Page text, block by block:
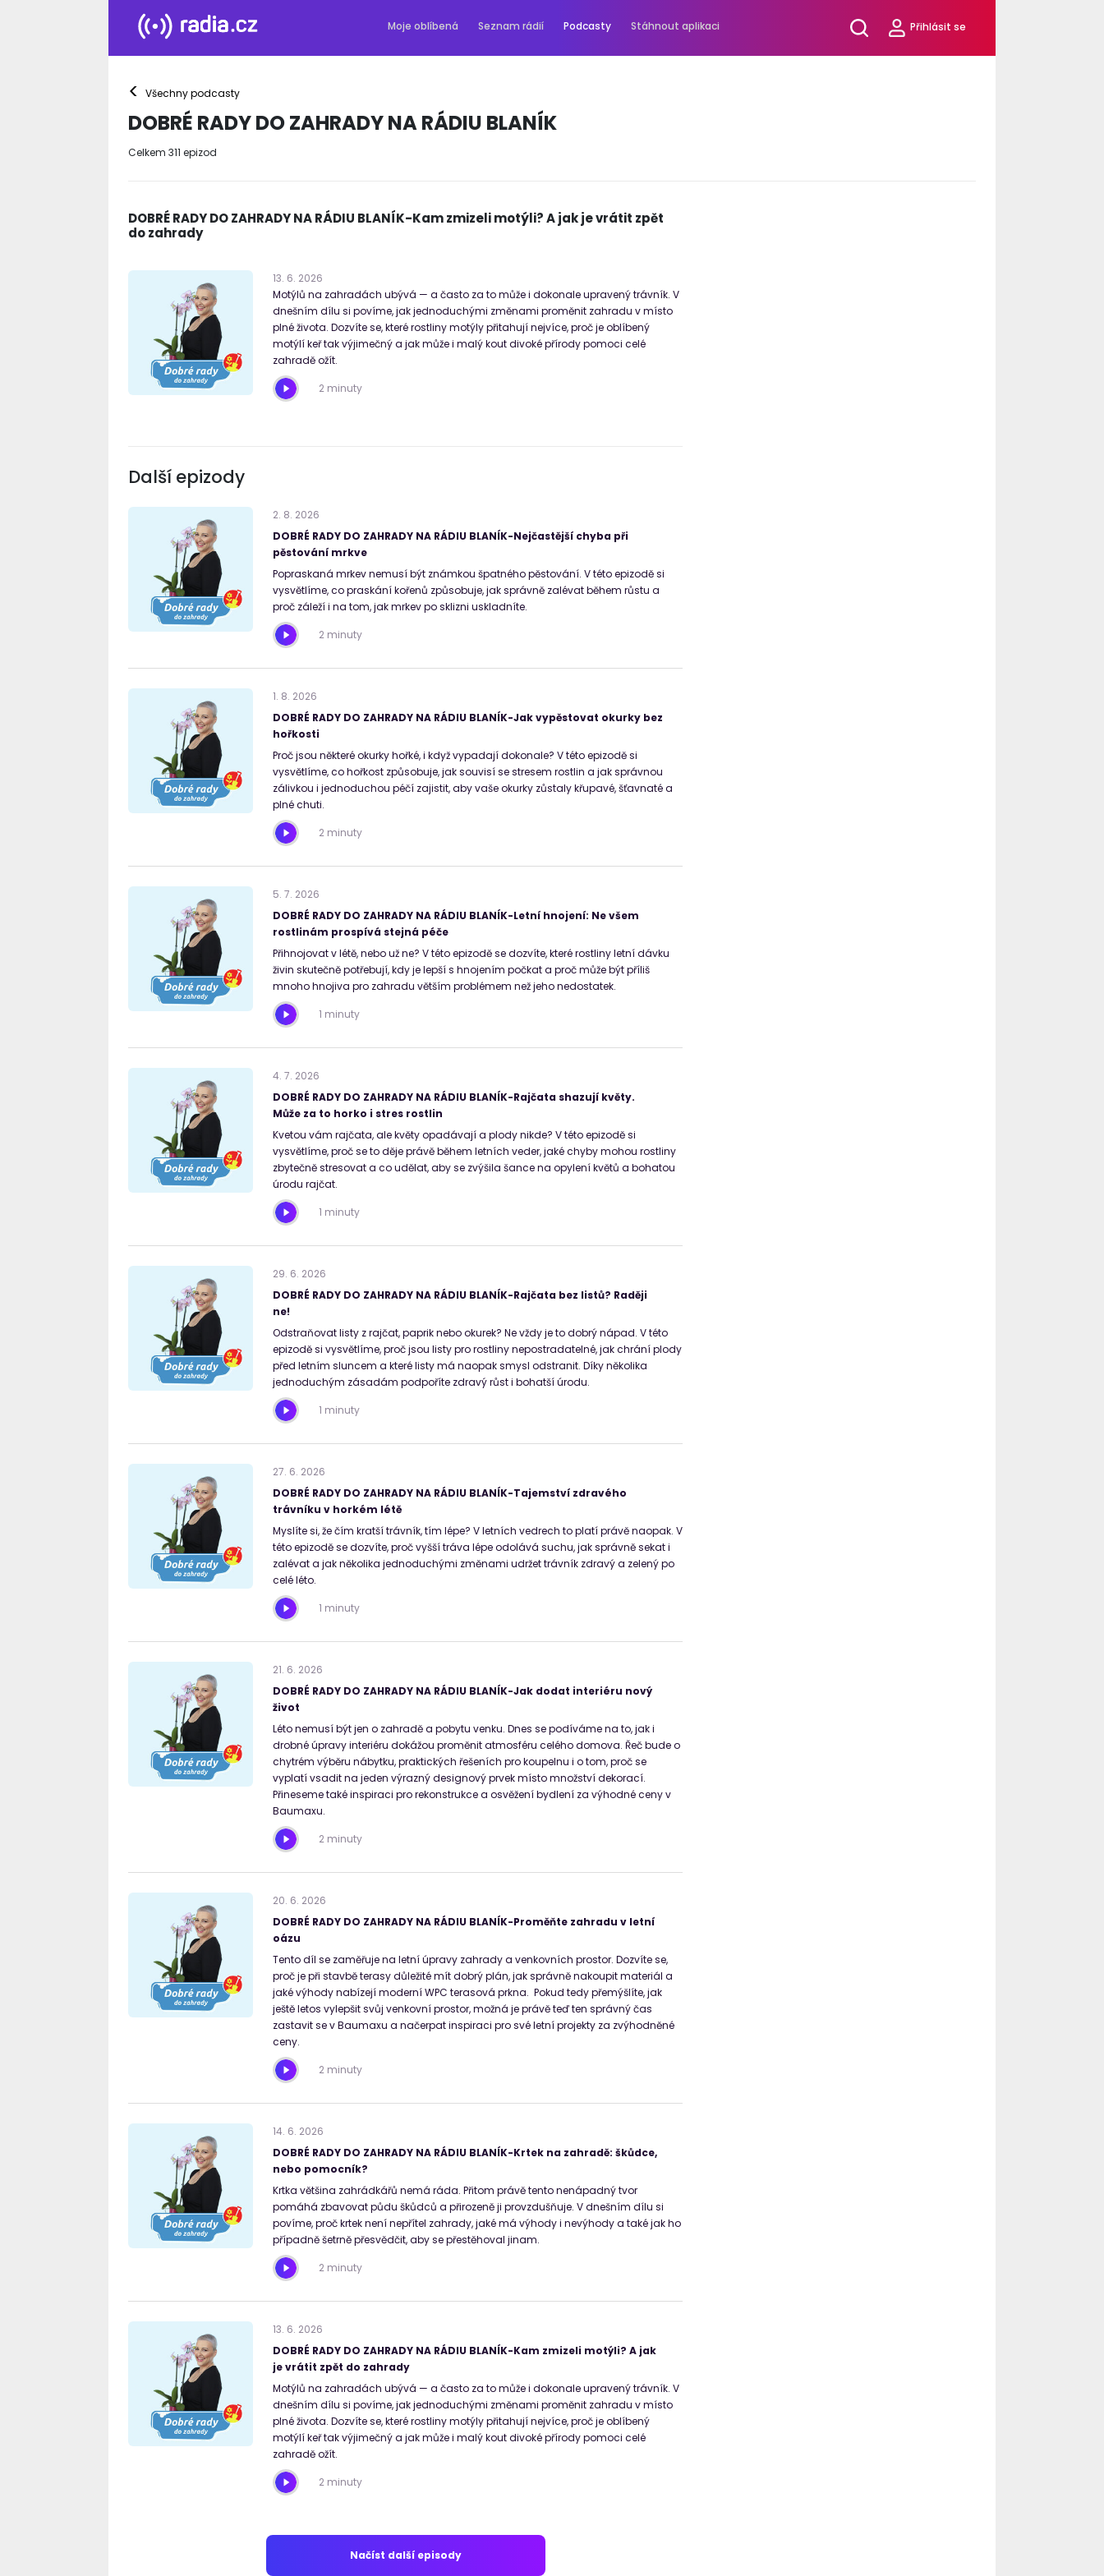
Moje oblíbená Seznam rádií Podcasty Stáhnout aplikaci Přihlásit se
< Všechny podcasty
DOBRÉ RADY DO ZAHRADY NA RÁDIU BLANÍK
Celkem 311 epizod
DOBRÉ RADY DO ZAHRADY NA RÁDIU BLANÍK-Kam zmizeli motýli? A jak je vrátit zpět
do zahrady
13. 6. 2026
Motýlů na zahradách ubývá — a často za to může i dokonale upravený trávník. V
dnešním dílu si povíme, jak jednoduchými změnami proměnit zahradu v místo
plné života. Dozvíte se, které rostliny motýly přitahují nejvíce, proč je oblíbený
motýlí keř tak výjimečný a jak může i malý kout divoké přírody pomoci celé
zahradě ožít.
2 minuty
Další epizody
2. 8. 2026
DOBRÉ RADY DO ZAHRADY NA RÁDIU BLANÍK-Nejčastější chyba při
pěstování mrkve
Popraskaná mrkev nemusí být známkou špatného pěstování. V této epizodě si
vysvětlíme, co praskání kořenů způsobuje, jak správně zalévat během růstu a
proč záleží i na tom, jak mrkev po sklizni uskladníte.
2 minuty
1. 8. 2026
DOBRÉ RADY DO ZAHRADY NA RÁDIU BLANÍK-Jak vypěstovat okurky bez
hořkosti
Proč jsou některé okurky hořké, i když vypadají dokonale? V této epizodě si
vysvětlíme, co hořkost způsobuje, jak souvisí se stresem rostlin a jak správnou
zálivkou i jednoduchou péčí zajistit, aby vaše okurky zůstaly křupavé, šťavnaté a
plné chuti.
2 minuty
5. 7. 2026
DOBRÉ RADY DO ZAHRADY NA RÁDIU BLANÍK-Letní hnojení: Ne všem
rostlinám prospívá stejná péče
Přihnojovat v létě, nebo už ne? V této epizodě se dozvíte, které rostliny letní dávku
živin skutečně potřebují, kdy je lepší s hnojením počkat a proč může být příliš
mnoho hnojiva pro zahradu větším problémem než jeho nedostatek.
1 minuty
4. 7. 2026
DOBRÉ RADY DO ZAHRADY NA RÁDIU BLANÍK-Rajčata shazují květy.
Může za to horko i stres rostlin
Kvetou vám rajčata, ale květy opadávají a plody nikde? V této epizodě si
vysvětlíme, proč se to děje právě během letních veder, jaké chyby mohou rostliny
zbytečně stresovat a co udělat, aby se zvýšila šance na opylení květů a bohatou
úrodu rajčat.
1 minuty
29. 6. 2026
DOBRÉ RADY DO ZAHRADY NA RÁDIU BLANÍK-Rajčata bez listů? Raději
ne!
Odstraňovat listy z rajčat, paprik nebo okurek? Ne vždy je to dobrý nápad. V této
epizodě si vysvětlíme, proč jsou listy pro rostliny nepostradatelné, jak chrání plody
před letním sluncem a které listy má naopak smysl odstranit. Díky několika
jednoduchým zásadám podpoříte zdravý růst i bohatší úrodu.
1 minuty
27. 6. 2026
DOBRÉ RADY DO ZAHRADY NA RÁDIU BLANÍK-Tajemství zdravého
trávníku v horkém létě
Myslíte si, že čím kratší trávník, tím lépe? V letních vedrech to platí právě naopak. V
této epizodě se dozvíte, proč vyšší tráva lépe odolává suchu, jak správně sekat i
zalévat a jak několika jednoduchými změnami udržet trávník zdravý a zelený po
celé léto.
1 minuty
21. 6. 2026
DOBRÉ RADY DO ZAHRADY NA RÁDIU BLANÍK-Jak dodat interiéru nový
život
Léto nemusí být jen o zahradě a pobytu venku. Dnes se podíváme na to, jak i
drobné úpravy interiéru dokážou proměnit atmosféru celého domova. Řeč bude o
chytrém výběru nábytku, praktických řešeních pro koupelnu i o tom, proč se
vyplatí vsadit na jeden výrazný designový prvek místo množství dekorací.
Přineseme také inspiraci pro rekonstrukce a osvěžení bydlení za výhodné ceny v
Baumaxu.
2 minuty
20. 6. 2026
DOBRÉ RADY DO ZAHRADY NA RÁDIU BLANÍK-Proměňte zahradu v letní
oázu
Tento díl se zaměřuje na letní úpravy zahrady a venkovních prostor. Dozvíte se,
proč je při stavbě terasy důležité mít dobrý plán, jak správně nakoupit materiál a
jaké výhody nabízejí moderní WPC terasová prkna. Pokud tedy přemýšlíte, jak
ještě letos vylepšit svůj venkovní prostor, možná je právě teď ten správný čas
zastavit se v Baumaxu a načerpat inspiraci pro své letní projekty za zvýhodněné
ceny.
2 minuty
14. 6. 2026
DOBRÉ RADY DO ZAHRADY NA RÁDIU BLANÍK-Krtek na zahradě: škůdce,
nebo pomocník?
Krtka většina zahrádkářů nemá ráda. Přitom právě tento nenápadný tvor
pomáhá zbavovat půdu škůdců a přirozeně ji provzdušňuje. V dnešním dílu si
povíme, proč krtek není nepřítel zahrady, jaké má výhody i nevýhody a také jak ho
případně šetrně přesvědčit, aby se přestěhoval jinam.
2 minuty
13. 6. 2026
DOBRÉ RADY DO ZAHRADY NA RÁDIU BLANÍK-Kam zmizeli motýli? A jak
je vrátit zpět do zahrady
Motýlů na zahradách ubývá — a často za to může i dokonale upravený trávník. V
dnešním dílu si povíme, jak jednoduchými změnami proměnit zahradu v místo
plné života. Dozvíte se, které rostliny motýly přitahují nejvíce, proč je oblíbený
motýlí keř tak výjimečný a jak může i malý kout divoké přírody pomoci celé
zahradě ožít.
2 minuty
Načíst další episody